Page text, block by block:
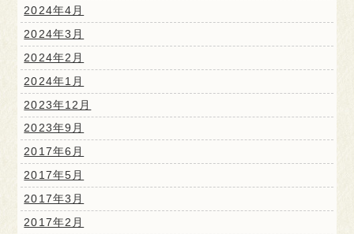
2024年4月
2024年3月
2024年2月
2024年1月
2023年12月
2023年9月
2017年6月
2017年5月
2017年3月
2017年2月